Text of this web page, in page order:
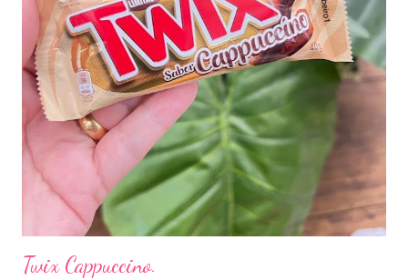
com um sabor surpreendente. Cada unidade contém 45g. Sem
açúcar, glúten, lactose e vegana! Ingredientes : Blend proteico
(proteína isolada de ervilha, proteína concentrada de arroz),
pasta de castanha de caju Eat Clean sabor chocolate belga,
cobertura sabor chocolate meio amargo, ganache sabor
chocolate ao leite de coco, maltitol, biscoito triturado sabor
cacau, goma acácia, tâmaras desidratadas, polidextrose, fibra
solúvel de mand...
Twix Cappuccino.